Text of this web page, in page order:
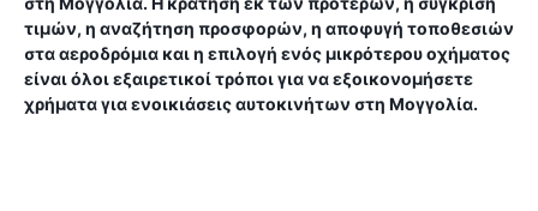
τιμών, η αναζήτηση προσφορών, η αποφυγή τοποθεσιών
στα αεροδρόμια και η επιλογή ενός μικρότερου οχήματος
είναι όλοι εξαιρετικοί τρόποι για να εξοικονομήσετε
χρήματα για ενοικιάσεις αυτοκινήτων στη Μογγολία.